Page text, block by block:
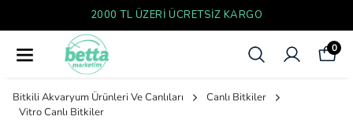
YENI SEZON ÜRÜNLER
0
Bitkili Akvaryum Ürünleri Ve Canlıları
Canlı Bitkiler
Vitro Canlı Bitkiler